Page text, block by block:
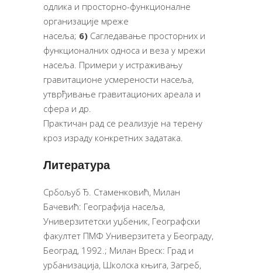
одлика и просторно-функционалне
организације мреже
насеља; 6) Сагледавање просторних и
функционалних односа и веза у мрежи
насеља. Примери у истраживању
гравитационе усмерености насеља,
утврђивање гравитационих ареала и
сфера и др.
Практичан рад се реализује на терену
кроз израду конкретних задатака.
Литература
Србољуб Ђ. Стаменковић, Милан
Бачевић: Географија насеља,
Универзитетски уџбеник, Географски
факултет ПМФ Универзитета у Београду,
Београд, 1992.; Милан Вреск: Град и
урбанизација, Школска књига, Загреб,